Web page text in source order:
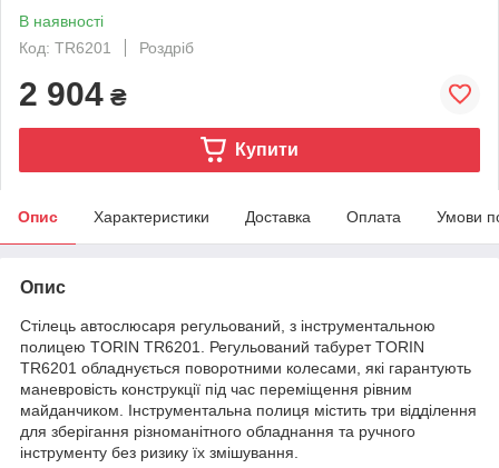
В наявності
Код: TR6201
Роздріб
2 904 ₴
Купити
Опис Характеристики Доставка Оплата Умови
Опис
Стілець автослюсаря регульований, з інструментальною
полицею TORIN TR6201. Регульований табурет TORIN
TR6201 обладнується поворотними колесами, які гарантують
маневровість конструкції під час переміщення рівним
майданчиком. Інструментальна полиця містить три відділення
для зберігання різноманітного обладнання та ручного
інструменту без ризику їх змішування.